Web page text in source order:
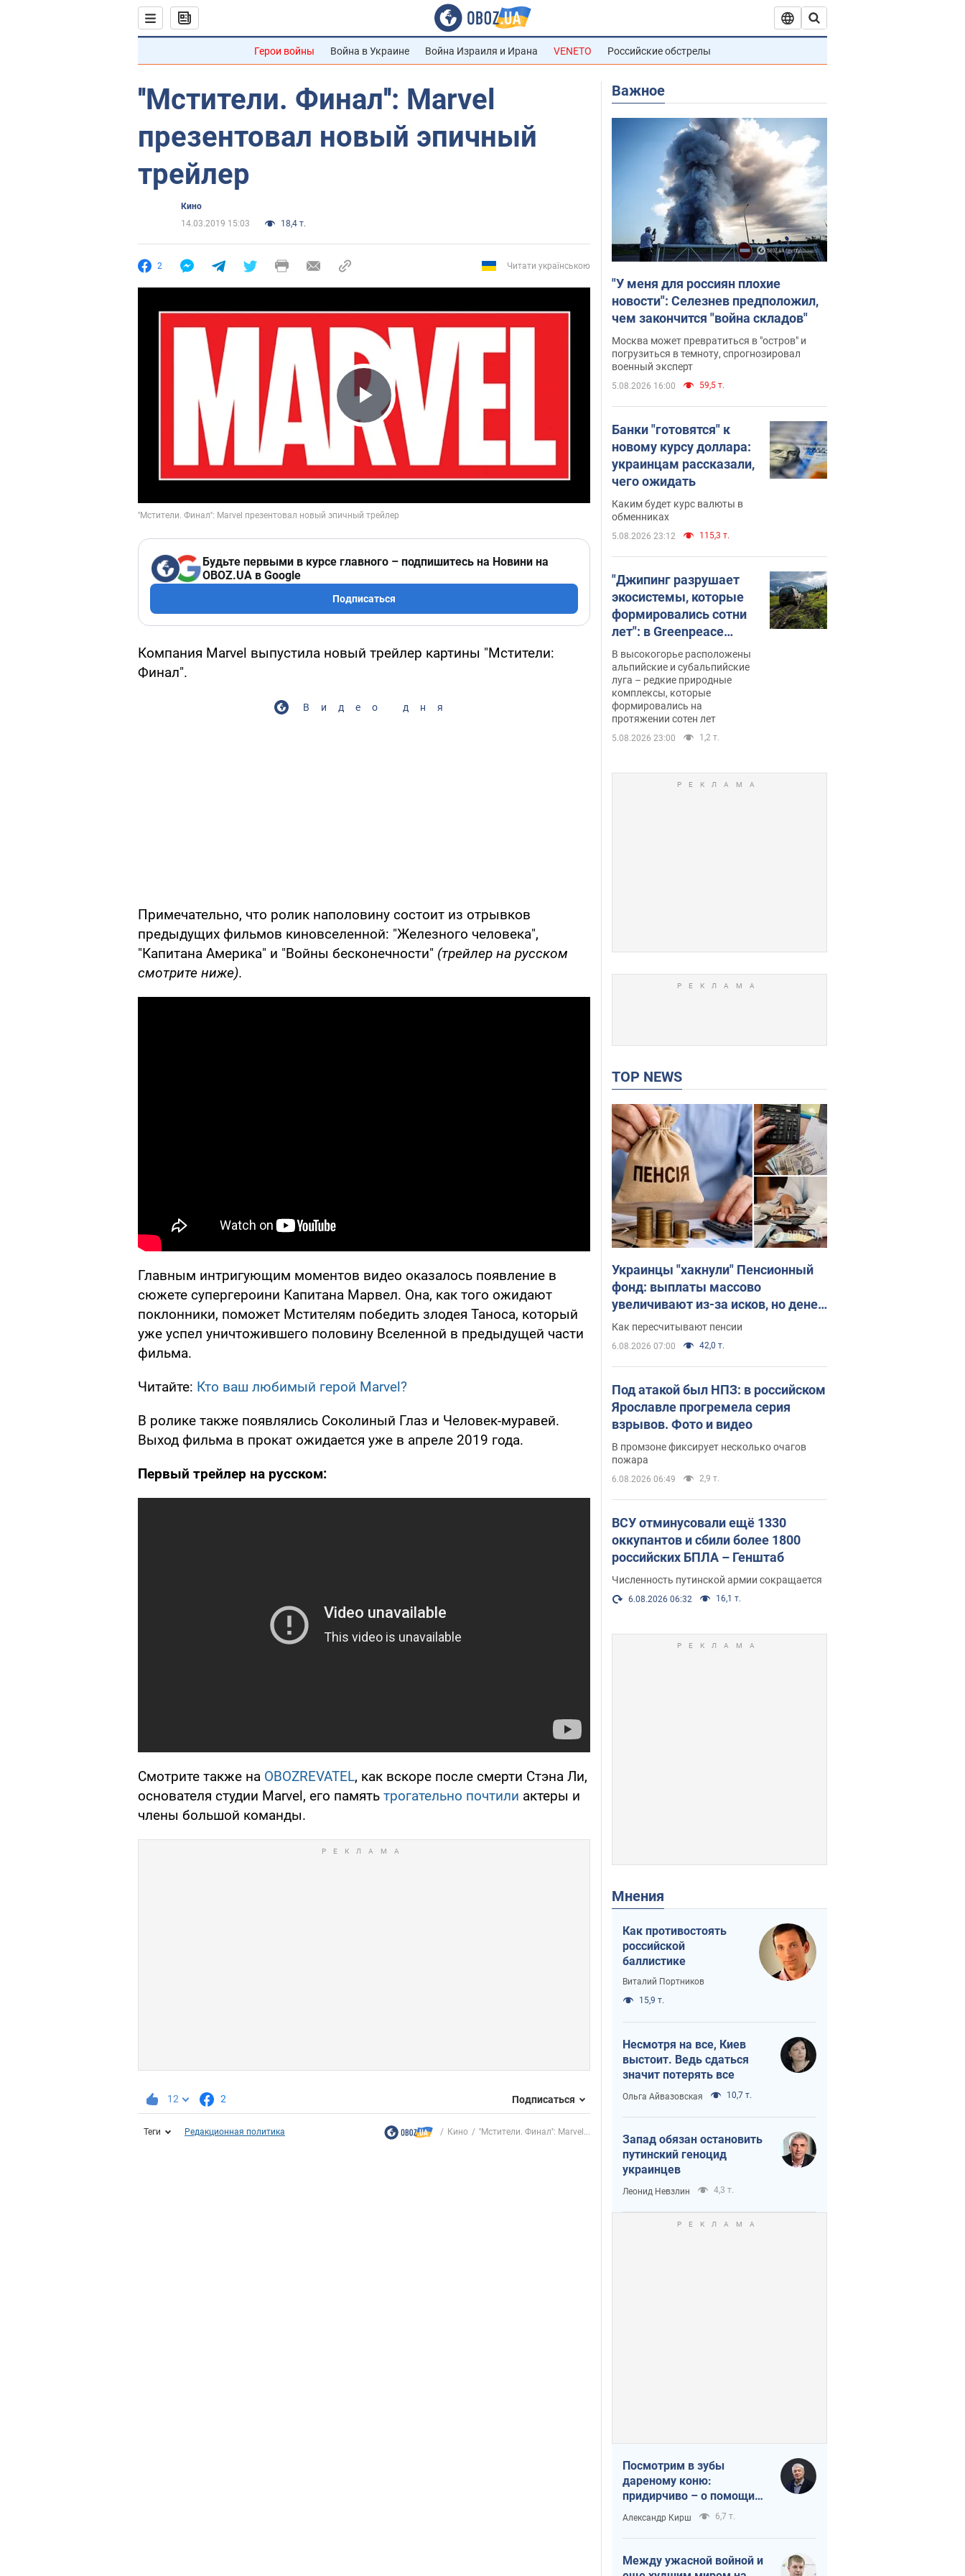
Герои войны Война в Украине Война Израиля и Ирана VENETO Российские обстрелы
''Мстители. Финал'': Marvel
презентовал новый эпичный
трейлер
Кино
14.03.2019 15:03
18,4 т.
2 Читати українською
Play Video
Будьте первыми в курсе главного – подпишитесь на Новини на
OBOZ.UA в Google
Подписаться
Компания Marvel выпустила новый трейлер картины "Мстители:
Финал".
Видео дня
Примечательно, что ролик наполовину состоит из отрывков
предыдущих фильмов киновселенной: "Железного человека",
"Капитана Америка" и "Войны бесконечности" (трейлер на русском
смотрите ниже).
Главным интригующим моментов видео оказалось появление в
сюжете супергероини Капитана Марвел. Она, как того ожидают
поклонники, поможет Мстителям победить злодея Таноса, который
уже успел уничтожившего половину Вселенной в предыдущей части
фильма.
Читайте: Кто ваш любимый герой Marvel?
В ролике также появлялись Соколиный Глаз и Человек-муравей.
Выход фильма в прокат ожидается уже в апреле 2019 года.
Первый трейлер на русском:
Смотрите также на OBOZREVATEL, как вскоре после смерти Стэна Ли,
основателя студии Marvel, его память трогательно почтили актеры и
члены большой команды.
12 2 Подписаться
Теги Редакционная политика Кино ''Мстители. Финал'': Marvel...
Важное
"У меня для россиян плохие
новости": Селезнев предположил,
чем закончится "война складов"
Москва может превратиться в "остров" и
погрузиться в темноту, спрогнозировал
военный эксперт
5.08.2026 16:00 59,5 т.
Банки "готовятся" к
новому курсу доллара:
украинцам рассказали,
чего ожидать
Каким будет курс валюты в
обменниках
5.08.2026 23:12 115,3 т.
"Джипинг разрушает
экосистемы, которые
формировались сотни
лет": в Greenpeace
забили тревогу
В высокогорье расположены
альпийские и субальпийские
луга – редкие природные
комплексы, которые
формировались на
протяжении сотен лет
5.08.2026 23:00 1,2 т.
TOP NEWS
Украинцы "хакнули" Пенсионный
фонд: выплаты массово
увеличивают из-за исков, но денег
не хватает
Как пересчитывают пенсии
6.08.2026 07:00 42,0 т.
Под атакой был НПЗ: в российском
Ярославле прогремела серия
взрывов. Фото и видео
В промзоне фиксирует несколько очагов
пожара
6.08.2026 06:49 2,9 т.
ВСУ отминусовали ещё 1330
оккупантов и сбили более 1800
российских БПЛА – Генштаб
Численность путинской армии сокращается
6.08.2026 06:32 16,1 т.
Мнения
Как противостоять
российской
баллистике
Виталий Портников
15,9 т.
Несмотря на все, Киев
выстоит. Ведь сдаться
значит потерять все
Ольга Айвазовская 10,7 т.
Запад обязан остановить
путинский геноцид
украинцев
Леонид Невзлин 4,3 т.
Посмотрим в зубы
дареному коню:
придирчиво – о помощи
Украине
Александр Кирш 6,7 т.
Между ужасной войной и